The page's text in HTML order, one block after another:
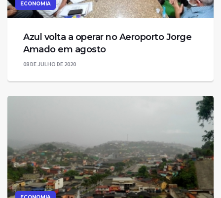
ECONOMIA
Azul volta a operar no Aeroporto Jorge
Amado em agosto
08 DE JULHO DE 2020